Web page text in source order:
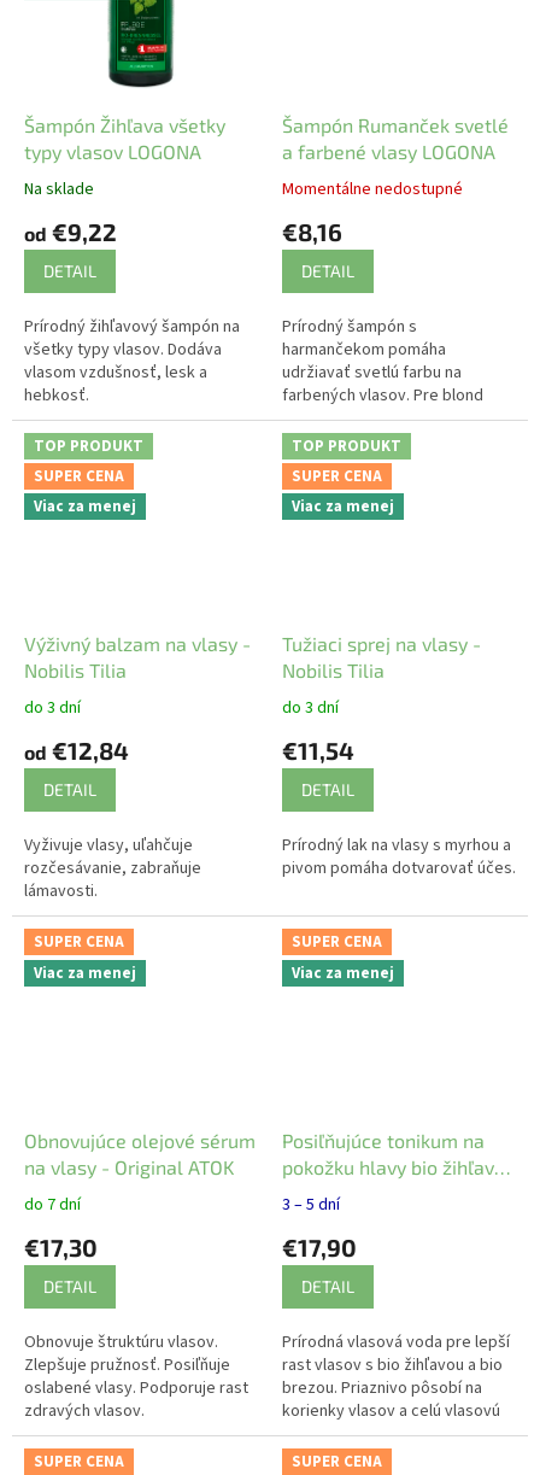
Šampón Žihľava všetky
typy vlasov LOGONA
Na sklade
od €9,22
DETAIL
Prírodný žihľavový šampón na
všetky typy vlasov. Dodáva
vlasom vzdušnosť, lesk a
hebkosť.
Šampón Rumanček svetlé
a farbené vlasy LOGONA
Momentálne nedostupné
€8,16
DETAIL
Prírodný šampón s
harmančekom pomáha
udržiavať svetlú farbu na
farbených vlasov. Pre blond
farbené vlasy.
TOP PRODUKT
SUPER CENA
Viac za menej
Výživný balzam na vlasy -
Nobilis Tilia
do 3 dní
od €12,84
DETAIL
Vyživuje vlasy, uľahčuje
rozčesávanie, zabraňuje
lámavosti.
TOP PRODUKT
SUPER CENA
Viac za menej
Tužiaci sprej na vlasy -
Nobilis Tilia
do 3 dní
€11,54
DETAIL
Prírodný lak na vlasy s myrhou a
pivom pomáha dotvarovať účes.
SUPER CENA
Viac za menej
Obnovujúce olejové sérum
na vlasy - Original ATOK
do 7 dní
€17,30
DETAIL
Obnovuje štruktúru vlasov.
Zlepšuje pružnosť. Posiľňuje
oslabené vlasy. Podporuje rast
zdravých vlasov.
SUPER CENA
Viac za menej
Posiľňujúce tonikum na
pokožku hlavy bio žihľava
a bio breza Logona 150 ml
3 – 5 dní
€17,90
DETAIL
Prírodná vlasová voda pre lepší
rast vlasov s bio žihľavou a bio
brezou. Priaznivo pôsobí na
korienky vlasov a celú vlasovú
pokožku.
SUPER CENA SUPER CENA